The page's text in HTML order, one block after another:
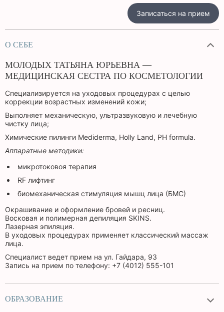
Записаться на прием
О СЕБЕ
МОЛОДЫХ ТАТЬЯНА ЮРЬЕВНА —
МЕДИЦИНСКАЯ СЕСТРА ПО КОСМЕТОЛОГИИ
Специализируется на уходовых процедурах с целью
коррекции возрастных изменений кожи;
Выполняет механическую, ультразвуковую и лечебную
чистку лица;
Химические пилинги Mediderma, Holly Land, PH formula.
Аппаратные методики:
микротоковоя терапия
RF лифтинг
биомеханическая стимуляция мышц лица (БМС)
Окрашивание и оформление бровей и ресниц.
Восковая и полимерная депиляция SKINS.
Лазерная эпиляция.
В уходовых процедурах применяет классический массаж
лица.
Специалист ведет прием на ул. Гайдара, 93
Запись на прием по телефону: +7 (4012) 555-101
ОБРАЗОВАНИЕ